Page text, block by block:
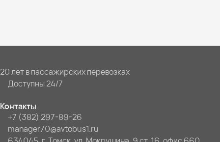
20 лет в пассажирских перевозках
Доступны 24/7
Контакты
+7 (382) 297-89-26
manager70@avtobus1.ru